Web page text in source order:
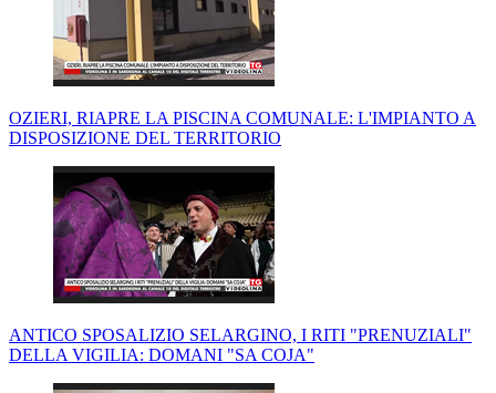
OZIERI, RIAPRE LA PISCINA COMUNALE: L'IMPIANTO A
DISPOSIZIONE DEL TERRITORIO
ANTICO SPOSALIZIO SELARGINO, I RITI "PRENUZIALI"
DELLA VIGILIA: DOMANI "SA COJA"